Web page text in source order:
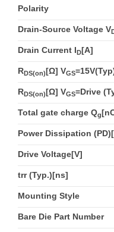
Polarity
Drain-Source Voltage V
Drain Current ID[A]
RDS(on)[Ω] VGS
RDS(on)[Ω] VGS=Drive
Total gate charge Qg
Power Dissipation
Drive Voltage[V]
trr (Typ.)[ns]
Mounting Style
Bare Die Part Number